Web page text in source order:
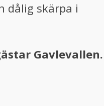
dålig skärpa i
Gavlevallen.